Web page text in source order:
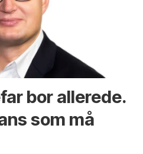
bor allerede.
som må